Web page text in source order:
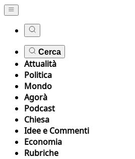
Cerca
Attualità
Politica
Mondo
Agorà
Podcast
Chiesa
Idee e Commenti
Economia
Rubriche